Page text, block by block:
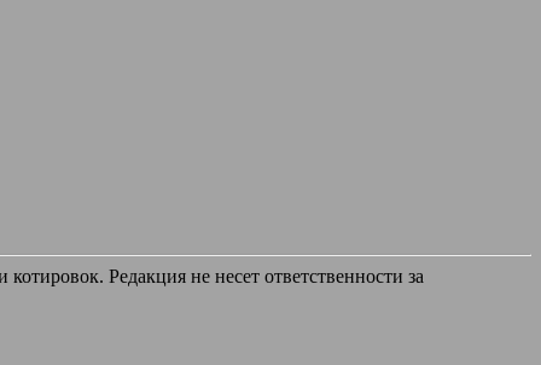
Редакция не несет ответственности за